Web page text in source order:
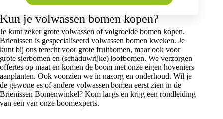
Kun je volwassen bomen kopen?
Je kunt zeker grote volwassen of volgroeide bomen kopen.
Brienissen is gespecialiseerd volwassen bomen kweken. Je
kunt bij ons terecht voor grote fruitbomen, maar ook voor
grote sierbomen en (schaduwrijke) loofbomen. We verzorgen
offertes op maat en komen de boom met onze eigen hoveniers
aanplanten. Ook voorzien we in nazorg en onderhoud. Wil je
de gewone es of andere volwassen bomen eerst zien in de
Brienissen Bomenwinkel? Kom langs en krijg een rondleiding
van een van onze boomexperts.